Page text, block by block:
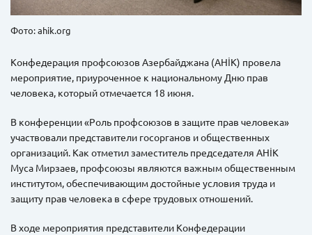
Фото: ahik.org
Конфедерация профсоюзов Азербайджана (AHİK) провела
мероприятие, приуроченное к национальному Дню прав
человека, который отмечается 18 июня.
В конференции «Роль профсоюзов в защите прав человека»
участвовали представители госорганов и общественных
организаций. Как отметил заместитель председателя AHİK
Муса Мирзаев, профсоюзы являются важным общественным
институтом, обеспечивающим достойные условия труда и
защиту прав человека в сфере трудовых отношений.
В ходе мероприятия представители Конфедерации